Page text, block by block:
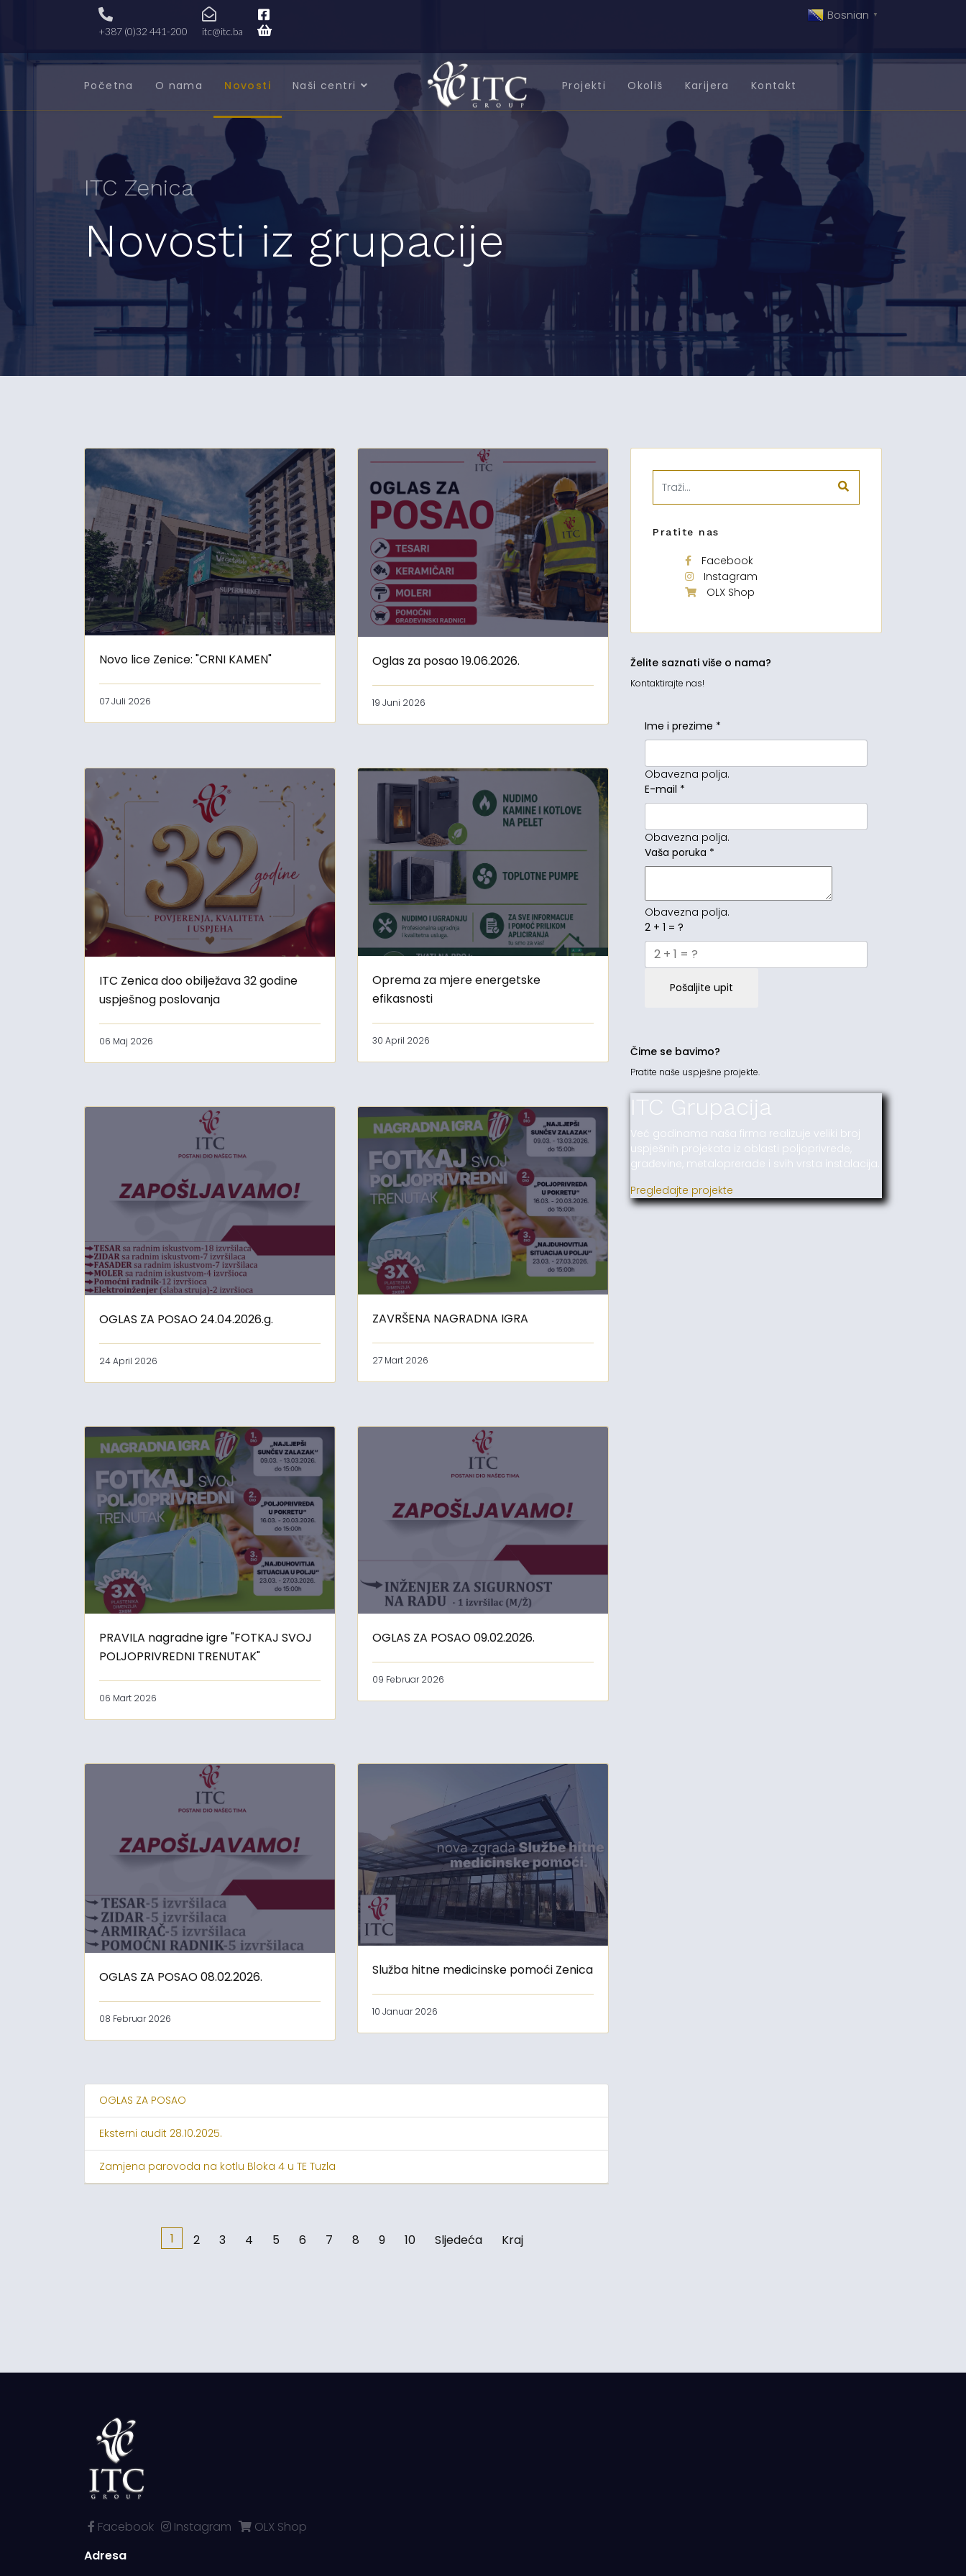
+387 (0)32 441-200 itc@itc.ba
Bosnian ▼
Početna O nama Novosti Naši centri Projekti Okoliš Karijera Kontakt
ITC Zenica
Novosti iz grupacije
Novo lice Zenice: "CRNI KAMEN"
07 Juli 2026
Oglas za posao 19.06.2026.
19 Juni 2026
ITC Zenica doo obilježava 32 godine
uspješnog poslovanja
06 Maj 2026
Oprema za mjere energetske
efikasnosti
30 April 2026
OGLAS ZA POSAO 24.04.2026.g.
24 April 2026
ZAVRŠENA NAGRADNA IGRA
27 Mart 2026
PRAVILA nagradne igre "FOTKAJ SVOJ
POLJOPRIVREDNI TRENUTAK"
06 Mart 2026
OGLAS ZA POSAO 09.02.2026.
09 Februar 2026
OGLAS ZA POSAO 08.02.2026.
08 Februar 2026
Služba hitne medicinske pomoći Zenica
10 Januar 2026
OGLAS ZA POSAO
Eksterni audit 28.10.2025.
Zamjena parovoda na kotlu Bloka 4 u TE Tuzla
1 2 3 4 5 6 7 8 9 10 Sljedeća Kraj
Pratite nas
Facebook
Instagram
OLX Shop
Želite saznati više o nama?
Kontaktirajte nas!
Ime i prezime *
Obavezna polja.
E-mail *
Obavezna polja.
Vaša poruka *
Obavezna polja.
2 + 1 = ?
Pošaljite upit
Čime se bavimo?
Pratite naše uspješne projekte.
ITC Grupacija
Već godinama naša firma realizuje veliki broj
uspješnih projekata iz oblasti poljoprivrede,
građevine, metaloprerade i svih vrsta instalacija.
Pregledajte projekte
Facebook Instagram
OLX Shop
Adresa